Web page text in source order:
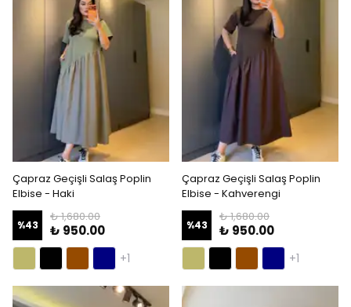
Çapraz Geçişli Salaş Poplin
Elbise - Haki
%43
₺ 1,680.00
₺ 950.00
+1
Çapraz Geçişli Salaş Poplin
Elbise - Kahverengi
%43
₺ 1,680.00
₺ 950.00
+1